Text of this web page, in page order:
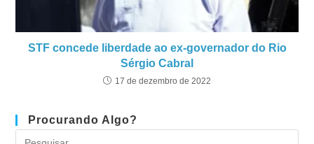
STF concede liberdade ao ex-governador do Rio
Sérgio Cabral
17 de dezembro de 2022
Procurando Algo?